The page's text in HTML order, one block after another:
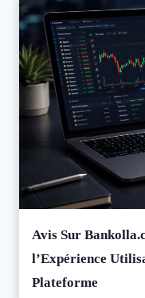
Avis Sur
l’Expérience
Plateforme